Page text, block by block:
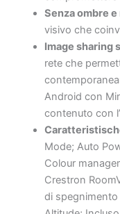
Senza ombre
visivo che
Image sharing
rete che
Android con
contenuto con
Mode; Auto
Colour
Crestron
di